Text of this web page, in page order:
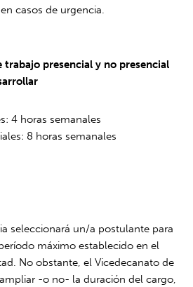
casos de urgencia.
trabajo presencial y no presencial
4 horas semanales
8 horas semanales
seleccionará un/a postulante para
máximo establecido en el
No obstante, el Vicedecanato de
-o no- la duración del cargo,